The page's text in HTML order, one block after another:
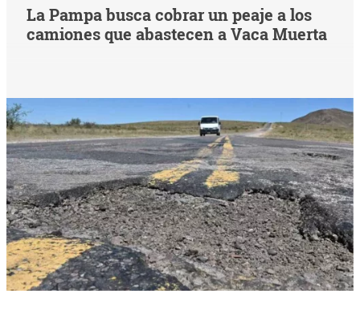
La Pampa busca cobrar un peaje a los
camiones que abastecen a Vaca Muerta